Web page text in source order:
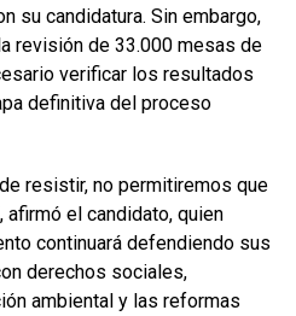
su candidatura. Sin embargo,
revisión de 33.000 mesas de
verificar los resultados
definitiva del proceso
resistir, no permitiremos que
afirmó el candidato, quien
continuará defendiendo sus
derechos sociales,
ambiental y las reformas